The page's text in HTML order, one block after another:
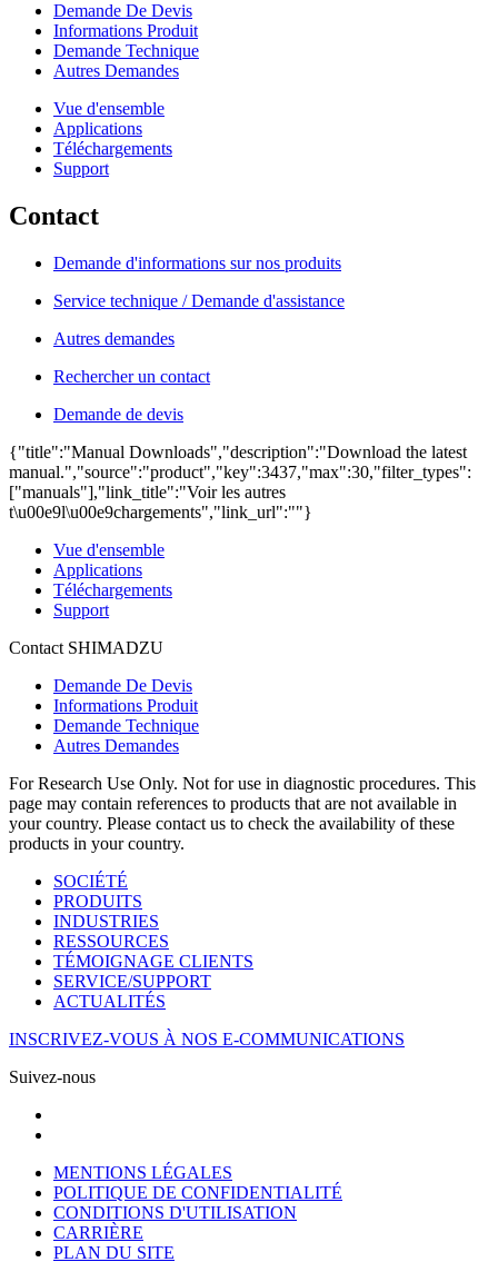
Demande De Devis
Informations Produit
Demande Technique
Autres Demandes
Vue d'ensemble
Applications
Téléchargements
Support
Contact
Demande d'informations sur nos produits
Service technique / Demande d'assistance
Autres demandes
Rechercher un contact
Demande de devis
{"title":"Manual Downloads","description":"Download the latest
manual.","source":"product","key":3437,"max":30,"filter_types":
["manuals"],"link_title":"Voir les autres
t\u00e9l\u00e9chargements","link_url":""}
Vue d'ensemble
Applications
Téléchargements
Support
Contact SHIMADZU
Demande De Devis
Informations Produit
Demande Technique
Autres Demandes
For Research Use Only. Not for use in diagnostic procedures. This
page may contain references to products that are not available in
your country. Please contact us to check the availability of these
products in your country.
SOCIÉTÉ
PRODUITS
INDUSTRIES
RESSOURCES
TÉMOIGNAGE CLIENTS
SERVICE/SUPPORT
ACTUALITÉS
INSCRIVEZ-VOUS À NOS E-COMMUNICATIONS
Suivez-nous
MENTIONS LÉGALES
POLITIQUE DE CONFIDENTIALITÉ
CONDITIONS D'UTILISATION
CARRIÈRE
PLAN DU SITE